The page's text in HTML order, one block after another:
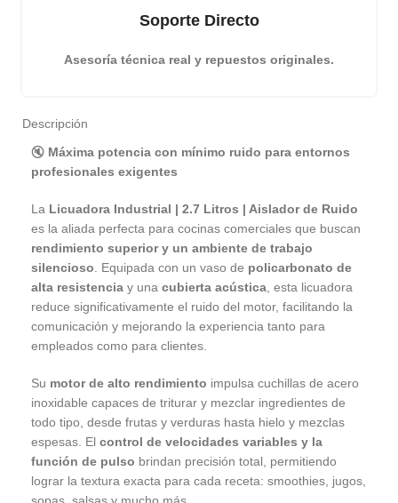
Soporte Directo
Asesoría técnica real y repuestos originales.
Descripción
🔇 Máxima potencia con mínimo ruido para entornos
profesionales exigentes
La Licuadora Industrial | 2.7 Litros | Aislador de Ruido
es la aliada perfecta para cocinas comerciales que buscan
rendimiento superior y un ambiente de trabajo
silencioso . Equipada con un vaso de policarbonato de
alta resistencia y una cubierta acústica , esta licuadora
reduce significativamente el ruido del motor, facilitando la
comunicación y mejorando la experiencia tanto para
empleados como para clientes.
Su motor de alto rendimiento impulsa cuchillas de acero
inoxidable capaces de triturar y mezclar ingredientes de
todo tipo, desde frutas y verduras hasta hielo y mezclas
espesas. El control de velocidades variables y la
función de pulso brindan precisión total, permitiendo
lograr la textura exacta para cada receta: smoothies, jugos,